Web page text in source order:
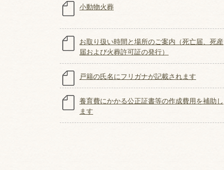
小動物火葬
お取り扱い時間と場所のご案内（死亡届、死産
届および火葬許可証の発行）
戸籍の氏名にフリガナが記載されます
養育費にかかる公正証書等の作成費用を補助し
ます